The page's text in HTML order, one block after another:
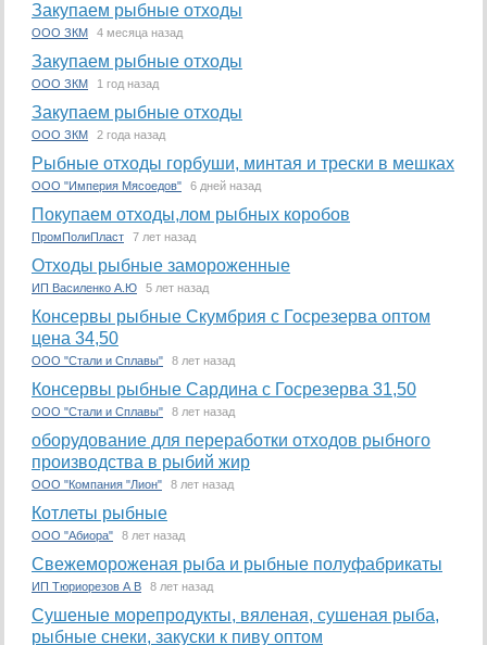
Закупаем рыбные отходы
ООО ЗКМ 4 месяца назад
Закупаем рыбные отходы
ООО ЗКМ 1 год назад
Закупаем рыбные отходы
ООО ЗКМ 2 года назад
Рыбные отходы горбуши, минтая и трески в мешках
ООО "Империя Мясоедов" 6 дней назад
Покупаем отходы,лом рыбных коробов
ПромПолиПласт 7 лет назад
Отходы рыбные замороженные
ИП Василенко А.Ю 5 лет назад
Консервы рыбные Скумбрия с Госрезерва оптом
цена 34,50
ООО "Стали и Сплавы" 8 лет назад
Консервы рыбные Сардина с Госрезерва 31,50
ООО "Стали и Сплавы" 8 лет назад
оборудование для переработки отходов рыбного
производства в рыбий жир
ООО "Компания "Лион" 8 лет назад
Котлеты рыбные
ООО "Абиора" 8 лет назад
Свежемороженая рыба и рыбные полуфабрикаты
ИП Тюриорезов А В 8 лет назад
Сушеные морепродукты, вяленая, сушеная рыба,
рыбные снеки, закуски к пиву оптом